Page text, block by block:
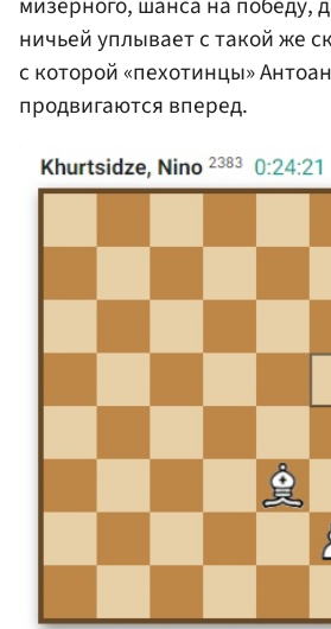
ничьей уплывает с такой же
с которой «пехотинцы»
продвигаются вперед.